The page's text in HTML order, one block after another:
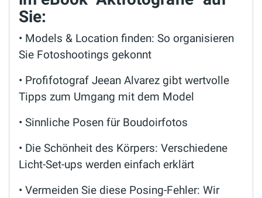
Sie:
• Models & Location finden: So organisieren
Sie Fotoshootings gekonnt
• Profifotograf Jeean Alvarez gibt wertvolle
Tipps zum Umgang mit dem Model
• Sinnliche Posen für Boudoirfotos
• Die Schönheit des Körpers: Verschiedene
Licht-Set-ups werden einfach erklärt
• Vermeiden Sie diese Posing-Fehler: Wir